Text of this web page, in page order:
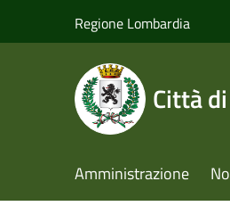
Regione Lombardia
Città
Amministrazione